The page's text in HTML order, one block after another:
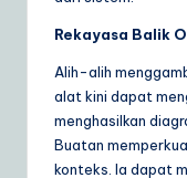
Rekayasa Balik
Alih-alih
alat kini dapat
menghasilkan
Buatan
konteks. Ia dapat